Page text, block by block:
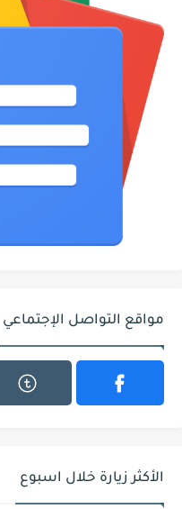
مواقع التواصل الإجتماعي
الأكثر زيارة خلال اسبوع